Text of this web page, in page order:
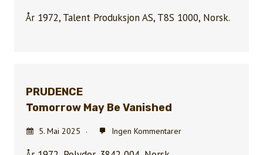
År 1972, Talent Produksjon AS, T8S 1000, Norsk.
PRUDENCE
Tomorrow May Be Vanished
5. Mai 2025 Ingen Kommentarer